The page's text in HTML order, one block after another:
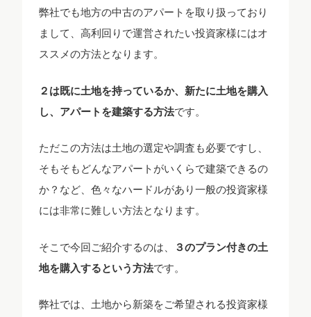
弊社でも地方の中古のアパートを取り扱っており
まして、高利回りで運営されたい投資家様にはオ
ススメの方法となります。
２は既に土地を持っているか、新たに土地を購入
し、アパートを建築する方法です。
ただこの方法は土地の選定や調査も必要ですし、
そもそもどんなアパートがいくらで建築できるの
か？など、色々なハードルがあり一般の投資家様
には非常に難しい方法となります。
そこで今回ご紹介するのは、
３のプラン付きの土
地を購入するという方法です。
弊社では、土地から新築をご希望される投資家様